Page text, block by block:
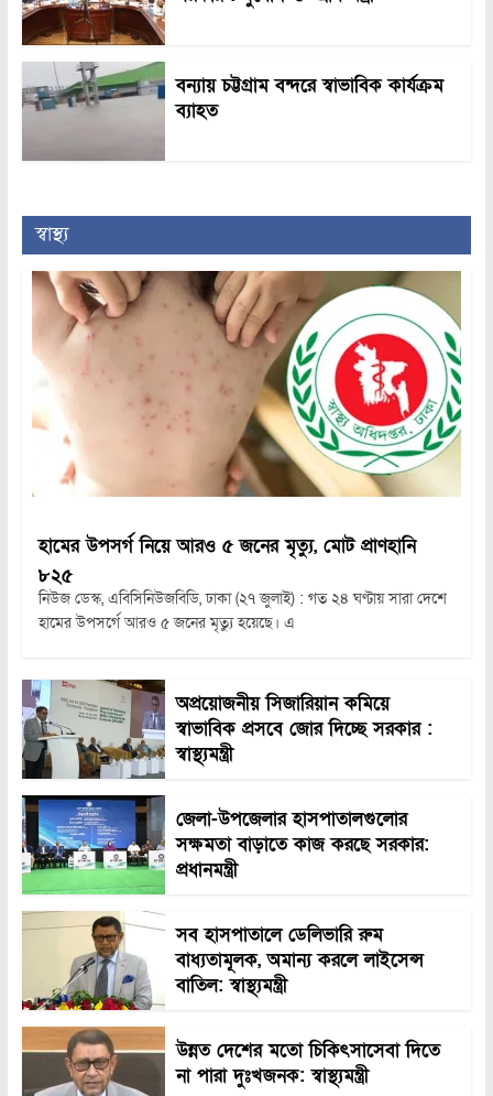
বন্যায় চট্টগ্রাম বন্দরে স্বাভাবিক কার্যক্রম
ব্যাহত
স্বাস্থ্য
হামের উপসর্গ নিয়ে আরও ৫ জনের মৃত্যু, মোট প্রাণহানি
৮২৫
নিউজ ডেস্ক, এবিসিনিউজবিডি, ঢাকা (২৭ জুলাই) : গত ২৪ ঘণ্টায় সারা দেশে
হামের উপসর্গে আরও ৫ জনের মৃত্যু হয়েছে। এ
অপ্রয়োজনীয় সিজারিয়ান কমিয়ে
স্বাভাবিক প্রসবে জোর দিচ্ছে সরকার :
স্বাস্থ্যমন্ত্রী
জেলা-উপজেলার হাসপাতালগুলোর
সক্ষমতা বাড়াতে কাজ করছে সরকার:
প্রধানমন্ত্রী
সব হাসপাতালে ডেলিভারি রুম
বাধ্যতামূলক, অমান্য করলে লাইসেন্স
বাতিল: স্বাস্থ্যমন্ত্রী
উন্নত দেশের মতো চিকিৎসাসেবা দিতে
না পারা দুঃখজনক: স্বাস্থ্যমন্ত্রী